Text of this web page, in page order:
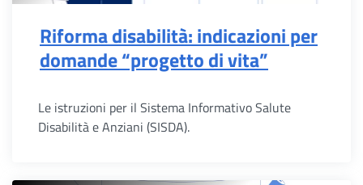
Riforma disabilità: indicazioni per
domande “progetto di vita”
Le istruzioni per il Sistema Informativo Salute
Disabilità e Anziani (SISDA).